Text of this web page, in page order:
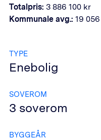
Totalpris: 3 886 100 kr
Kommunale avg.: 19 056
TYPE
Enebolig
SOVEROM
3 soverom
BYGGEÅR